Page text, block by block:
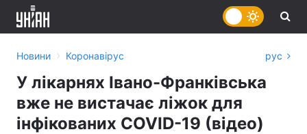
Новини › Коронавірус рус
У лікарнях Івано-Франківська
вже не вистачає ліжок для
інфікованих COVID-19 (відео)